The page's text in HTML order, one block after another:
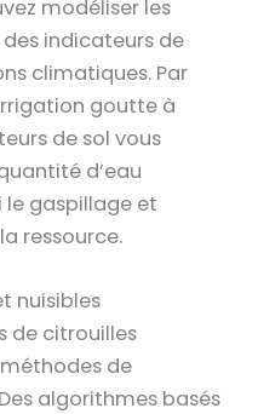
modéliser les
indicateurs de
climatiques. Par
goutte à
de sol vous
d’eau
le gaspillage et
ressource.
nuisibles
de citrouilles
de
algorithmes basés